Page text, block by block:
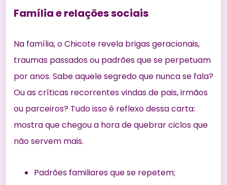
Família e relações sociais
Na família, o Chicote revela brigas geracionais,
traumas passados ou padrões que se perpetuam
por anos. Sabe aquele segredo que nunca se fala?
Ou as críticas recorrentes vindas de pais, irmãos
ou parceiros? Tudo isso é reflexo dessa carta:
mostra que chegou a hora de quebrar ciclos que
não servem mais.
Padrões familiares que se repetem;